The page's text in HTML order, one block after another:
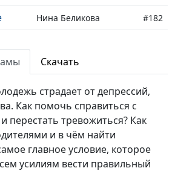
Нина Беликова #182
Дмитрий Черноусов #179
Сона Байрамова #178
Скачать
страдает от депрессий,
Как помочь справиться с
перестать тревожиться? Как
и в чём найти
главное условие, которое
усилиям вести правильный